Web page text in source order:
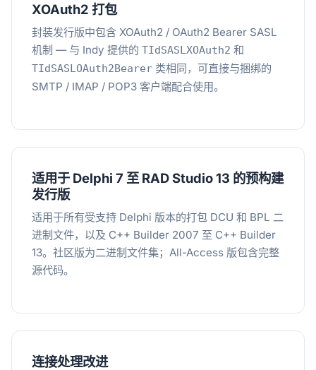
XOAuth2 打包
封装发行版中包含 XOAuth2 / OAuth2 Bearer SASL
机制 — 与 Indy 提供的 TIdSASLXOAuth2 和
TIdSASLOAuth2Bearer 类相同，可直接与捆绑的
SMTP / IMAP / POP3 客户端配合使用。
适用于 Delphi 7 至 RAD Studio 13 的预构建
发行版
适用于所有受支持 Delphi 版本的打包 DCU 和 BPL 二
进制文件，以及 C++ Builder 2007 至 C++ Builder
13。社区版为二进制文件集；All-Access 版包含完整
源代码。
连接处理改进